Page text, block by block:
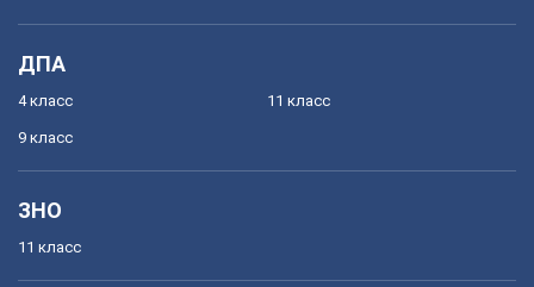
ДПА
4 класс
9 класс
11 класс
ЗНО
11 класс